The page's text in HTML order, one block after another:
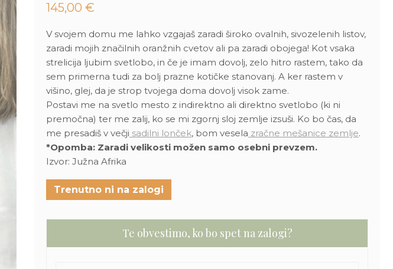
145,00 €
V svojem domu me lahko vzgajaš zaradi široko ovalnih, sivozelenih listov,
zaradi mojih značilnih oranžnih cvetov ali pa zaradi obojega! Kot vsaka
strelicija ljubim svetlobo, in če je imam dovolj, zelo hitro rastem, tako da
sem primerna tudi za bolj prazne kotičke stanovanj. A ker rastem v
višino, glej, da je strop tvojega doma dovolj visok zame.
Postavi me na svetlo mesto z indirektno ali direktno svetlobo (ki ni
premočna) ter me zalij, ko se mi zgornj sloj zemlje izsuši. Ko bo čas, da
me presadiš v večji sadilni lonček, bom vesela zračne mešanice zemlje.
*Opomba: Zaradi velikosti možen samo osebni prevzem.
Izvor: Južna Afrika
Trenutno ni na zalogi
Te obvestimo, ko bo spet na zalogi?